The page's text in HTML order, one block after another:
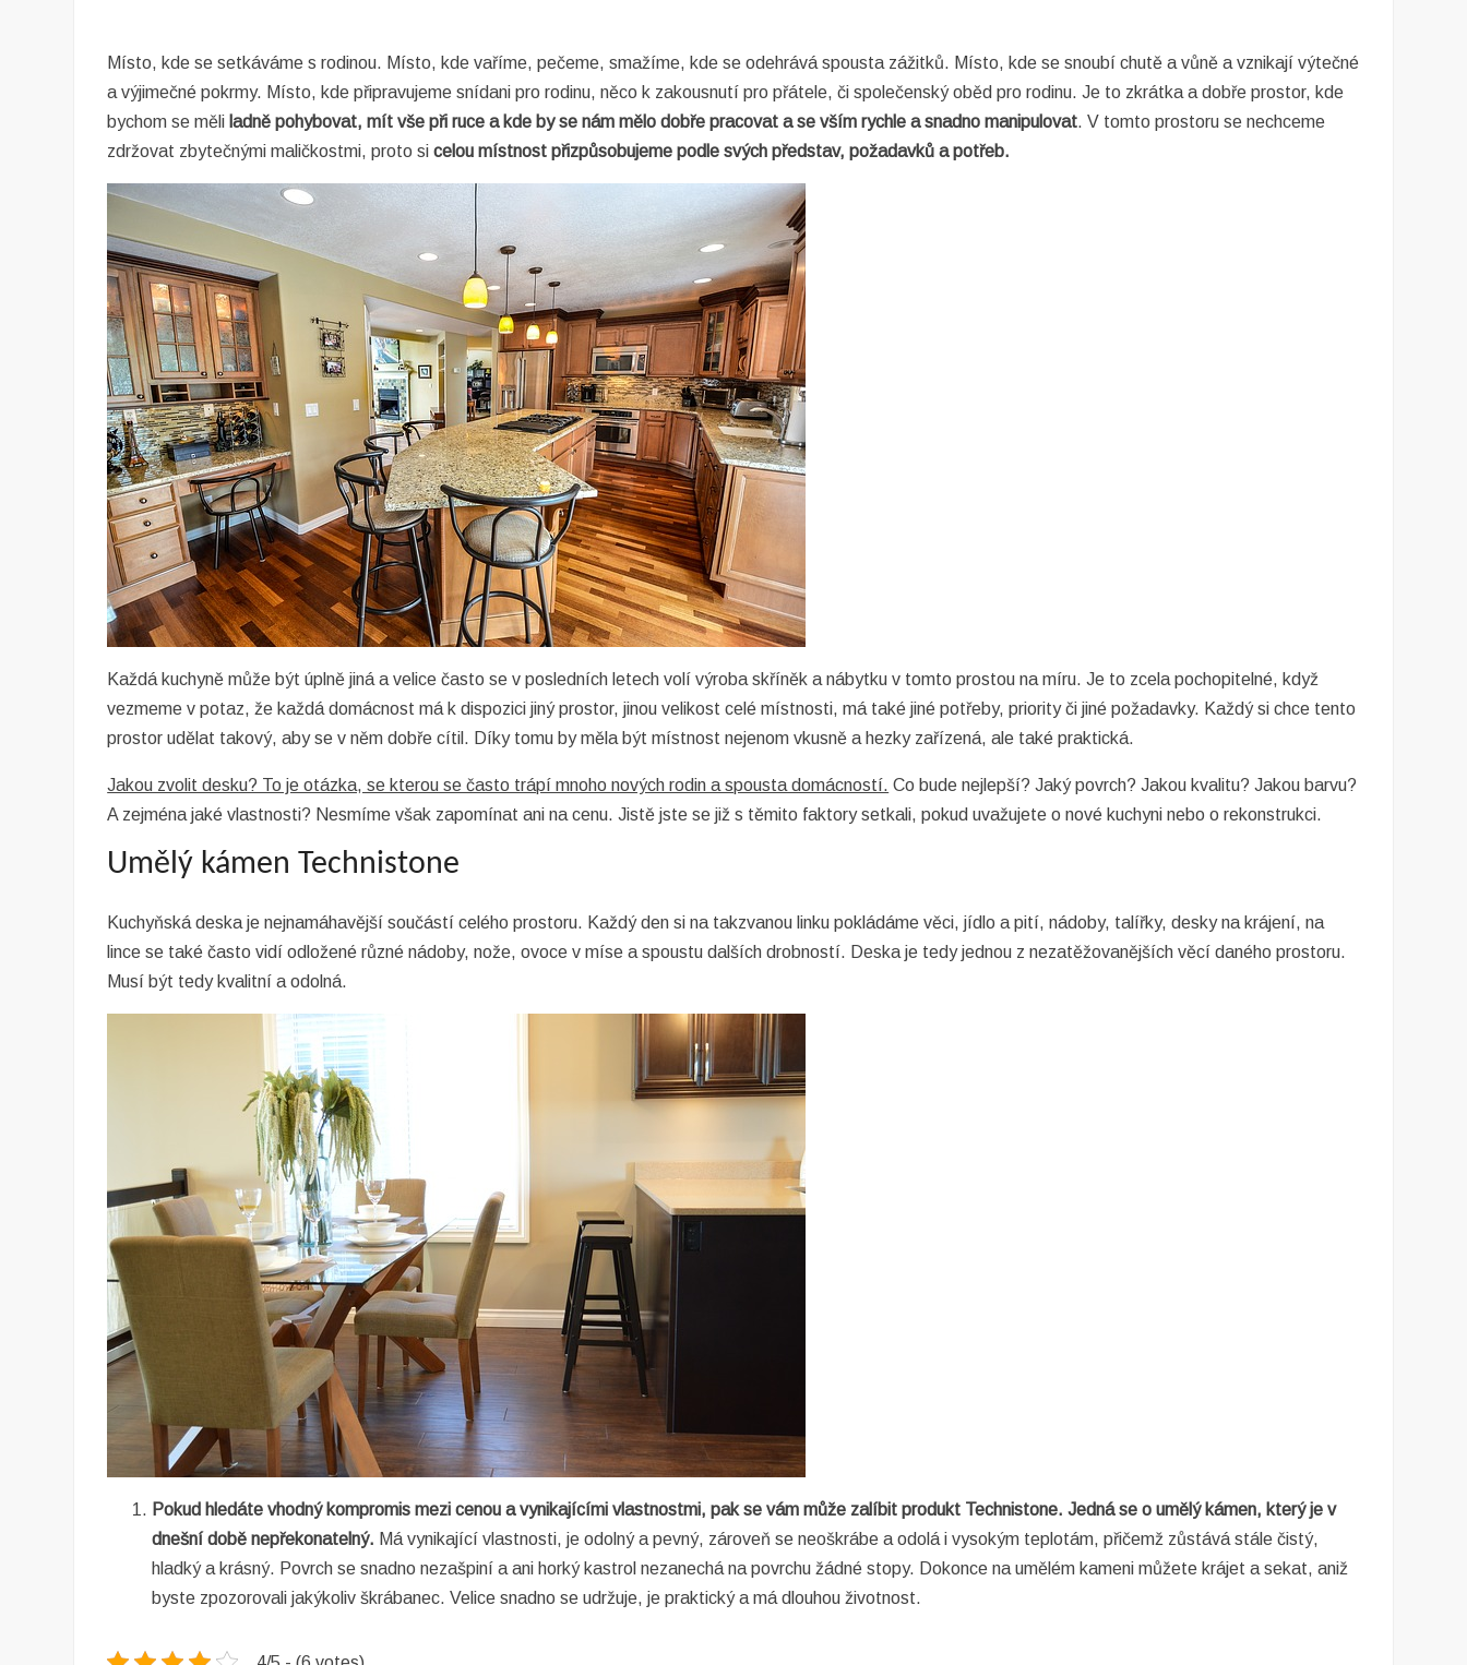
Místo, kde se setkáváme s rodinou. Místo, kde vaříme, pečeme, smažíme, kde se odehrává spousta zážitků. Místo, kde se snoubí chutě a vůně a vznikají výtečné
a výjimečné pokrmy. Místo, kde připravujeme snídani pro rodinu, něco k zakousnutí pro přátele, či společenský oběd pro rodinu. Je to zkrátka a dobře prostor, kde
bychom se měli ladně pohybovat, mít vše při ruce a kde by se nám mělo dobře pracovat a se vším rychle a snadno manipulovat. V tomto prostoru se nechceme
zdržovat zbytečnými maličkostmi, proto sicelou místnost přizpůsobujeme podle svých představ, požadavků a potřeb.
Každá kuchyně může být úplně jiná a velice často se v posledních letech volí výroba skříněk a nábytku v tomto prostou na míru. Je to zcela pochopitelné, když
vezmeme v potaz, že každá domácnost má k dispozici jiný prostor, jinou velikost celé místnosti, má také jiné potřeby, priority či jiné požadavky. Každý si chce tento
prostor udělat takový, aby se v něm dobře cítil. Díky tomu by měla být místnost nejenom vkusně a hezky zařízená, ale také praktická.
Jakou zvolit desku? To je otázka, se kterou se často trápí mnoho nových rodin a spousta domácností. Co bude nejlepší? Jaký povrch? Jakou kvalitu? Jakou barvu?
A zejména jaké vlastnosti? Nesmíme však zapomínat ani na cenu. Jistě jste se již s těmito faktory setkali, pokud uvažujete o nové kuchyni nebo o rekonstrukci.
Umělý kámen Technistone
Kuchyňská deska je nejnamáhavější součástí celého prostoru. Každý den si na takzvanou linku pokládáme věci, jídlo a pití, nádoby, talířky, desky na krájení, na
lince se také často vidí odložené různé nádoby, nože, ovoce v míse a spoustu dalších drobností. Deska je tedy jednou z nezatěžovanějších věcí daného prostoru.
Musí být tedy kvalitní a odolná.
Pokud hledáte vhodný kompromis mezi cenou a vynikajícími vlastnostmi, pak se vám může zalíbit produkt Technistone. Jedná se o umělý kámen, který je v
dnešní době nepřekonatelný. Má vynikající vlastnosti, je odolný a pevný, zároveň se neoškrábe a odolá i vysokým teplotám, přičemž zůstává stále čistý,
hladký a krásný. Povrch se snadno nezašpiní a ani horký kastrol nezanechá na povrchu žádné stopy. Dokonce na umělém kameni můžete krájet a sekat, aniž
byste zpozorovali jakýkoliv škrábanec. Velice snadno se udržuje, je praktický a má dlouhou životnost.